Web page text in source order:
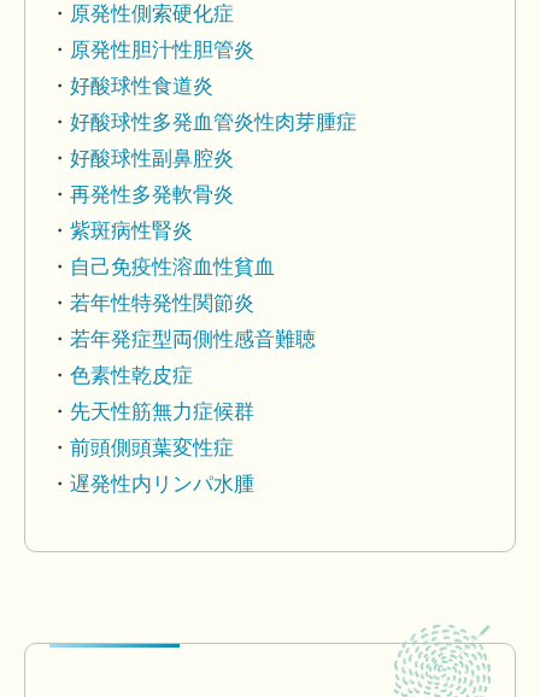
原発性側索硬化症
原発性胆汁性胆管炎
好酸球性食道炎
好酸球性多発血管炎性肉芽腫症
好酸球性副鼻腔炎
再発性多発軟骨炎
紫斑病性腎炎
自己免疫性溶血性貧血
若年性特発性関節炎
若年発症型両側性感音難聴
色素性乾皮症
先天性筋無力症候群
前頭側頭葉変性症
遅発性内リンパ水腫